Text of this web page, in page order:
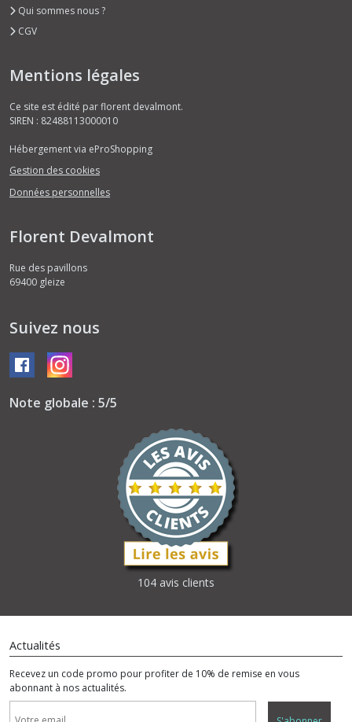
Qui sommes nous ?
CGV
Mentions légales
Ce site est édité par florent devalmont.
SIREN : 82488113000010
Hébergement via eProShopping
Gestion des cookies
Données personnelles
Florent Devalmont
Rue des pavillons
69400 gleize
Suivez nous
Note globale : 5/5
104 avis clients
Actualités
Recevez un code promo pour profiter de 10% de remise en vous
abonnant à nos actualités.